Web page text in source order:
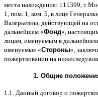
места нахождения: 111399, г.
1, пом . 1, ком . 5, в лице
Валерьевны действующей на
дальнейшем «Фонд»,
лицам именуемым в дальнейшем
именуемые «Стороны»,
пожертвовании на
1. Общие
1.1. Данный договор о